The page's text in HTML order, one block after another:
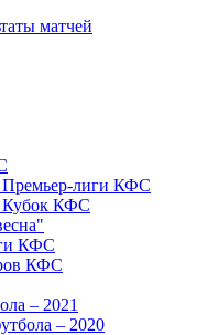
матчей
Премьер-лиги КФС
Кубок КФС
КФС
КФС
– 2021
– 2020